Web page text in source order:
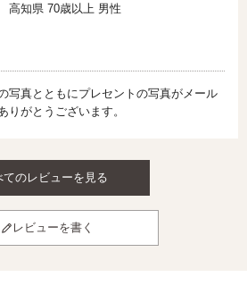
高知県 70歳以上 男性
写真とともにプレセントの写真がメール
りがとうございます。
てのレビューを見る
レビューを書く